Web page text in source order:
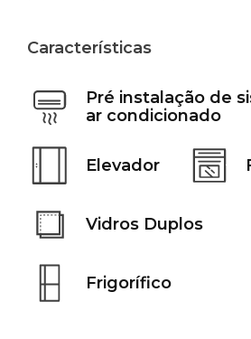
Características
Pré instalação de
ar condicionado
Elevador
Vidros Duplos
Frigorífico